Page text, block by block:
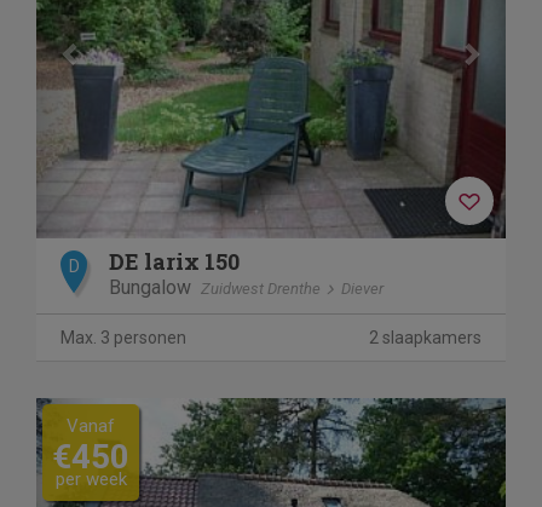
D DE larix 150
Bungalow Zuidwest Drenthe Diever
Max. 3 personen 2 slaapkamers
Previous Next
Vanaf
€450
per week